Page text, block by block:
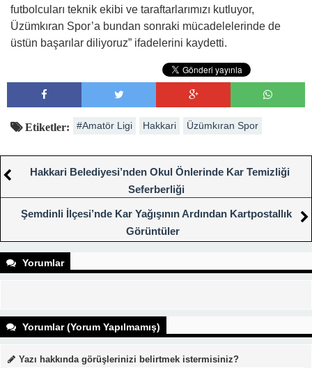
futbolcuları teknik ekibi ve taraftarlarımızı kutluyor,
Üzümkıran Spor’a bundan sonraki mücadelelerinde de
üstün başarılar diliyoruz” ifadelerini kaydetti.
Etiketler: #Amatör Ligi Hakkari Üzümkıran Spor
Hakkari Belediyesi’nden Okul Önlerinde Kar Temizliği
Seferberliği
Şemdinli İlçesi’nde Kar Yağışının Ardından Kartpostallık
Görüntüler
Yorumlar
Yorumlar (Yorum Yapılmamış)
Yazı hakkında görüşlerinizi belirtmek istermisiniz?